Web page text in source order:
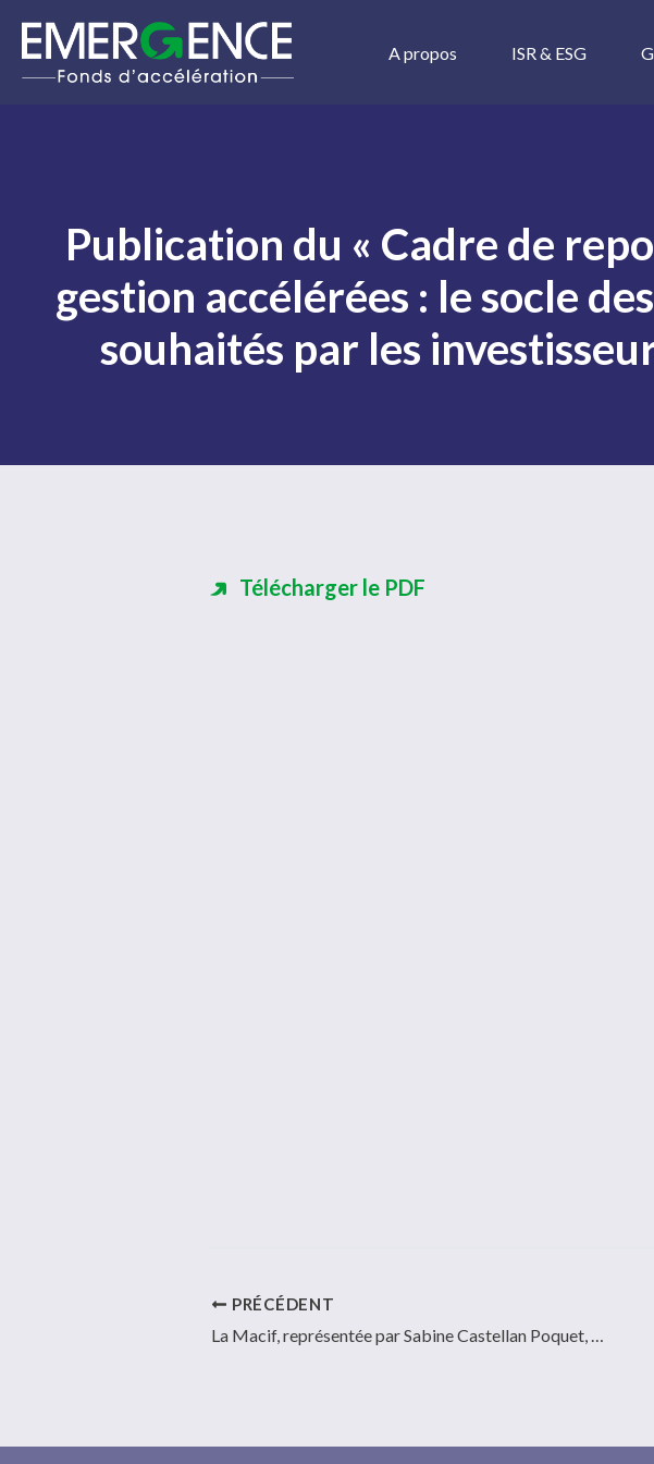
Aller
contenu
A propos ISR & ESG
Publication du « Cadre de
gestion accélérées : le socle
souhaités par les
Télécharger le PDF
PRÉCÉDENT
La Macif, représentée par Sabine Castellan Poquet, devient la nouvelle présidente d’EMERGENCE